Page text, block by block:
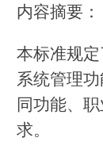
内容摘要：
本标准规
系统管理
同功能、
求。